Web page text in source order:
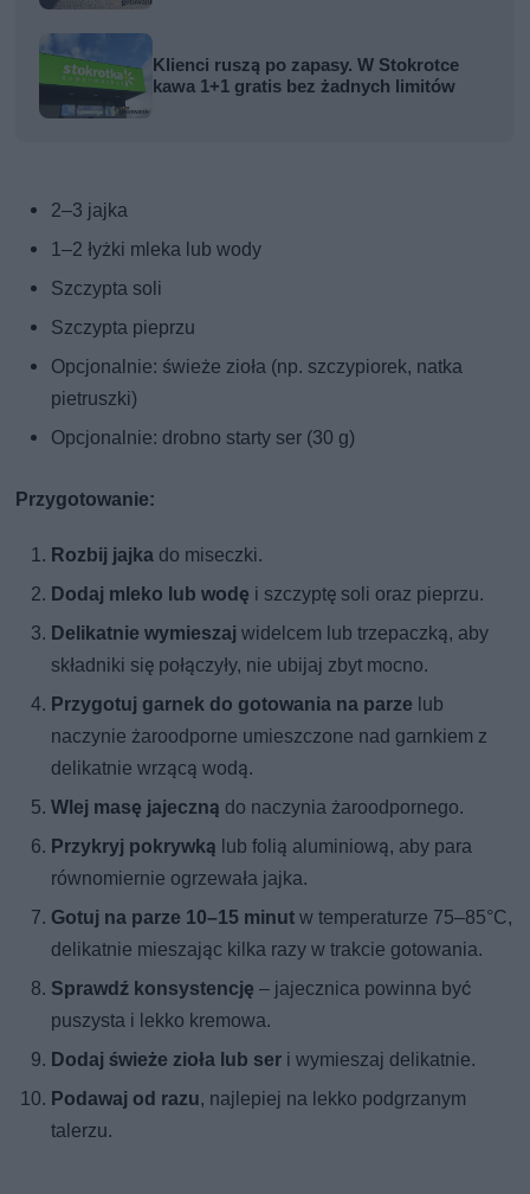
Klienci ruszą po zapasy. W Stokrotce
kawa 1+1 gratis bez żadnych limitów
2–3 jajka
1–2 łyżki mleka lub wody
Szczypta soli
Szczypta pieprzu
Opcjonalnie: świeże zioła (np. szczypiorek, natka
pietruszki)
Opcjonalnie: drobno starty ser (30 g)
Przygotowanie:
Rozbij jajka do miseczki.
Dodaj mleko lub wodę i szczyptę soli oraz pieprzu.
Delikatnie wymieszaj widelcem lub trzepaczką, aby
składniki się połączyły, nie ubijaj zbyt mocno.
Przygotuj garnek do gotowania na parze lub
naczynie żaroodporne umieszczone nad garnkiem z
delikatnie wrzącą wodą.
Wlej masę jajeczną do naczynia żaroodpornego.
Przykryj pokrywką lub folią aluminiową, aby para
równomiernie ogrzewała jajka.
Gotuj na parze 10–15 minut w temperaturze 75–85°C,
delikatnie mieszając kilka razy w trakcie gotowania.
Sprawdź konsystencję – jajecznica powinna być
puszysta i lekko kremowa.
Dodaj świeże zioła lub ser i wymieszaj delikatnie.
Podawaj od razu, najlepiej na lekko podgrzanym
talerzu.